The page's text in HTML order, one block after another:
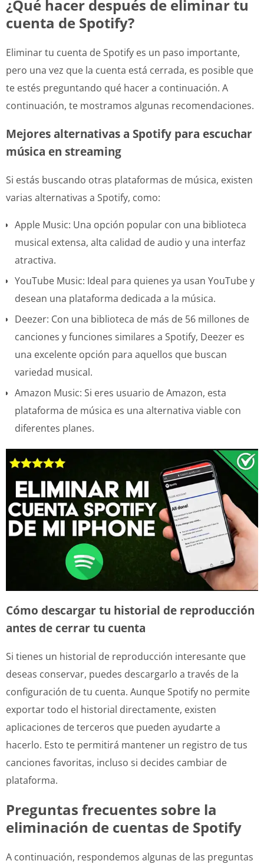
¿Qué hacer después de eliminar tu
cuenta de Spotify?
Eliminar tu cuenta de Spotify es un paso importante,
pero una vez que la cuenta está cerrada, es posible que
te estés preguntando qué hacer a continuación. A
continuación, te mostramos algunas recomendaciones.
Mejores alternativas a Spotify para escuchar
música en streaming
Si estás buscando otras plataformas de música, existen
varias alternativas a Spotify, como:
Apple Music: Una opción popular con una biblioteca
musical extensa, alta calidad de audio y una interfaz
atractiva.
YouTube Music: Ideal para quienes ya usan YouTube y
desean una plataforma dedicada a la música.
Deezer: Con una biblioteca de más de 56 millones de
canciones y funciones similares a Spotify, Deezer es
una excelente opción para aquellos que buscan
variedad musical.
Amazon Music: Si eres usuario de Amazon, esta
plataforma de música es una alternativa viable con
diferentes planes.
Cómo descargar tu historial de reproducción
antes de cerrar tu cuenta
Si tienes un historial de reproducción interesante que
deseas conservar, puedes descargarlo a través de la
configuración de tu cuenta. Aunque Spotify no permite
exportar todo el historial directamente, existen
aplicaciones de terceros que pueden ayudarte a
hacerlo. Esto te permitirá mantener un registro de tus
canciones favoritas, incluso si decides cambiar de
plataforma.
Preguntas frecuentes sobre la
eliminación de cuentas de Spotify
A continuación, respondemos algunas de las preguntas